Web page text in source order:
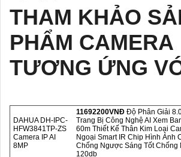
THAM KHẢO
PHẨM CAMERA
TƯƠNG ỨNG
DAHUA DH-IPC-
HFW3841TP-ZS
Camera IP AI
8MP
11692200VNÐ Độ Phân Giải
Trang Bị Công Nghệ AI Xem
60m Thiết Kế Thân Kim Loại
Ngoại Smart IR Chip Hình Ảnh
Chống Ngược Sáng Tốt Chống
120db